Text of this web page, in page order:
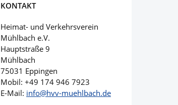
KONTAKT
Heimat- und Verkehrsverein
Mühlbach e.V.
Hauptstraße 9
Mühlbach
75031 Eppingen
Mobil: +49 174 946 7923
E-Mail: info@hvv-muehlbach.de